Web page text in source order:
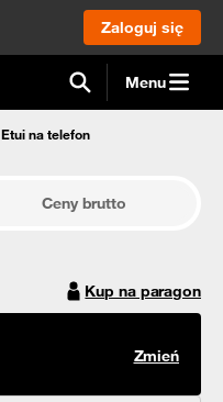
Zaloguj się
Menu
Etui na telefon
Ceny brutto
Kup na paragon
Zmień